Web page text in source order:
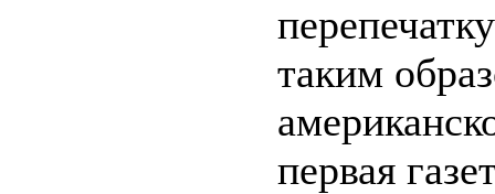
таким
первая